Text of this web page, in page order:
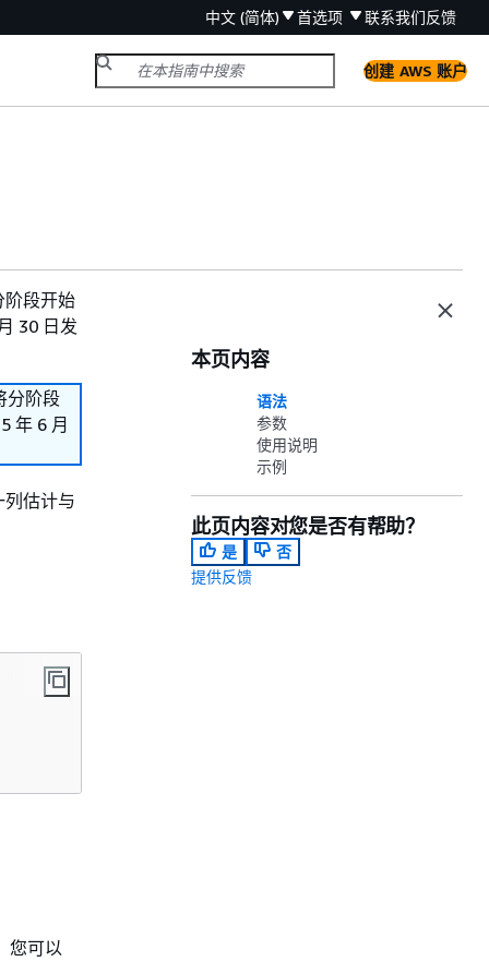
中文 (简体) 首选项 联系我们反馈
创建 AWS 账户
阶段开始
30 日发
分阶段
年 6 月
估计与
您可以
本页内容
语法
参数
使用说明
示例
此页内容对您是否有帮助？
是
否
提供反馈